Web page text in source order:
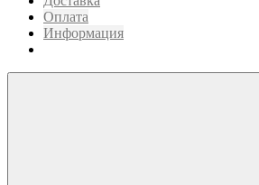
Оплата
Информация